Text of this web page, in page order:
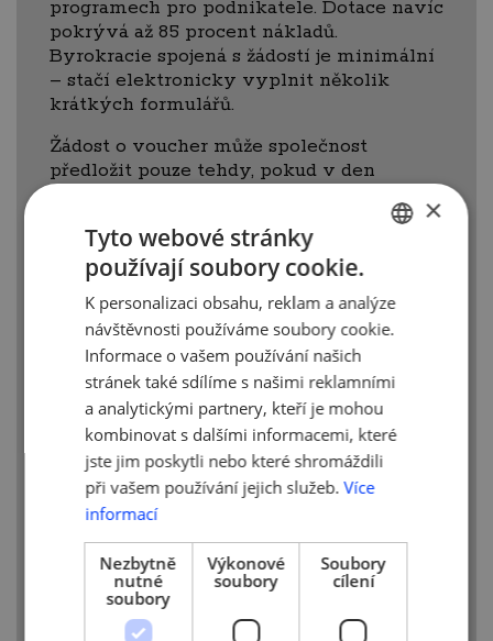
programech pro podnikatele. Dotace navíc
pokrývá až 85 procent nákladů.
Byrokracie spojená s žádostí je minimální
– stačí elektronicky vyplnit několik
krátkých formulářů.
Žádost o voucher může společnost
předložit pouze tehdy, pokud v den
společnosti do veřejného (obchodního)
rejstříku nejvýše tři roky. Tato podmínka
neplatí pouze v případě, že žádáte
o podporu v rámci voucheru na inovační
projekty.
Hodnota voucheru je individuální
u každého projektu. Jeho hodnota se
pohybuje v rozmezí od 75 tis. Kč do 2 mil.
Kč v závislosti na celkové výši rozpočtu
projektu žadatele.
Více informacínaleznete na webu
https://prazskyvoucher.cz/
ENGLISH
×
Tyto webové stránky
používají soubory cookie.
K personalizaci obsahu, reklam a analýze
návštěvnosti používáme soubory cookie.
Informace o vašem používání našich
stránek také sdílíme s našimi reklamními
a analytickými partnery, kteří je mohou
kombinovat s dalšími informacemi, které
jste jim poskytli nebo které shromáždili
při vašem používání jejich služeb. Více
informací
Nezbytně
nutné
soubory
Výkonové
soubory
Soubory
cílení